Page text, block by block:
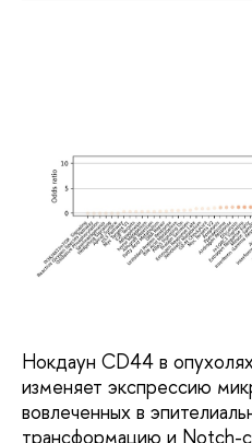
Нокдаун CD44 в
изменяет экспрессию
вовлеченных в
трансформацию и Notch-